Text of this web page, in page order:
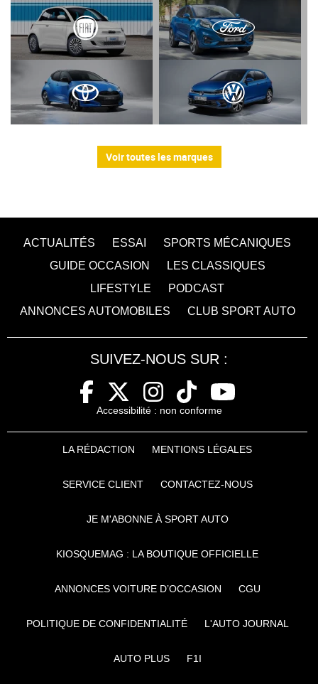
Voir toutes les marques
ACTUALITÉS ESSAI
SPORTS MÉCANIQUES
GUIDE OCCASION
LES CLASSIQUES
LIFESTYLE
PODCAST
ANNONCES AUTOMOBILES
CLUB SPORT AUTO
SUIVEZ-NOUS SUR :
Accessibilité : non conforme
LA RÉDACTION MENTIONS LÉGALES
SERVICE CLIENT CONTACTEZ-NOUS
JE M'ABONNE À SPORT AUTO
KIOSQUEMAG : LA BOUTIQUE OFFICIELLE
ANNONCES VOITURE D’OCCASION CGU
POLITIQUE DE CONFIDENTIALITÉ L'AUTO JOURNAL
AUTO PLUS F1I